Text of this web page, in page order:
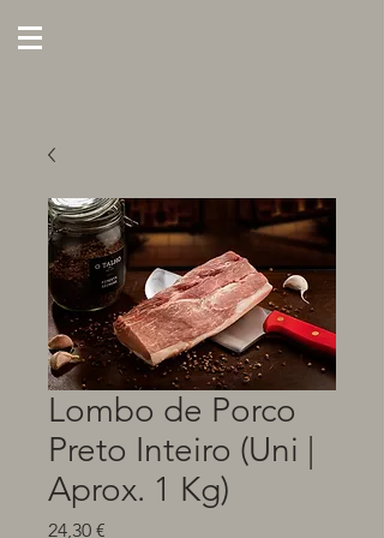
Lombo de Porco
Preto Inteiro (Uni |
Aprox. 1 Kg)
24,30 €